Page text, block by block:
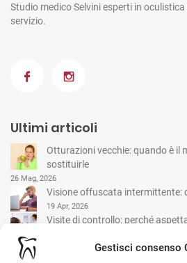
Gestisci consenso
Studio medico Selvini esperti in
servizio.
Ultimi articoli
Otturazioni vecchie: quando è il
sostituirle
26 Mag, 2026
Visione offuscata intermittente:
19 Apr, 2026
Visite di controllo: perché
15 Mar, 2026